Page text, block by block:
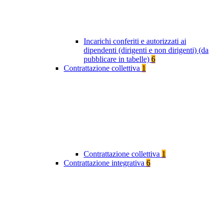
Incarichi conferiti e autorizzati ai
dipendenti (dirigenti e non dirigenti) (da
pubblicare in tabelle) 6
Contrattazione collettiva 1
Contrattazione collettiva 1
Contrattazione integrativa 6